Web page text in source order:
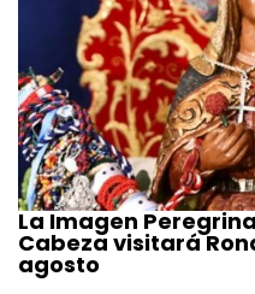
La Imagen
Cabeza visitará
agosto